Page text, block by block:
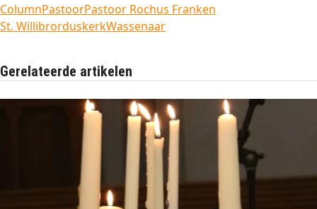
ColumnPastoorPastoor Rochus Franken
St. WillibrorduskerkWassenaar
Gerelateerde artikelen